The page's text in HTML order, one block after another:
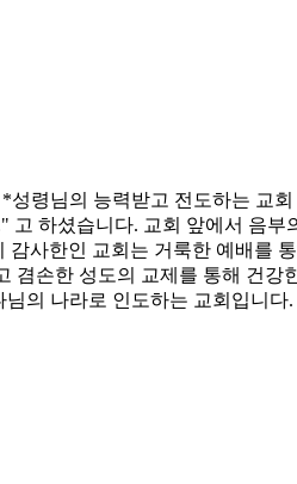
령님의 능력받고 전도하는 교
하셨습니다. 교회 앞에서 음
사한인 교회는 거룩한 예배를
손한 성도의 교제를 통해 건
의 나라로 인도하는 교회입니